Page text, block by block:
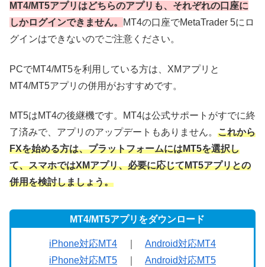
MT4/MT5アプリはどちらのアプリも、それぞれの口座に
しかログインできません。
MT4の口座でMetaTrader 5にロ
グインはできないのでご注意ください。
PCでMT4/MT5を利用している方は、XMアプリと
MT4/MT5アプリの併用がおすすめです。
MT5はMT4の後継機です。MT4は公式サポートがすでに終
了済みで、アプリのアップデートもありません。 これから
FXを始める方は、プラットフォームにはMT5を選択し
て、スマホではXMアプリ、必要に応じてMT5アプリとの
併用を検討しましょう。
MT4/MT5アプリをダウンロード
iPhone対応MT4
Android対応MT4
iPhone対応MT5
Android対応MT5